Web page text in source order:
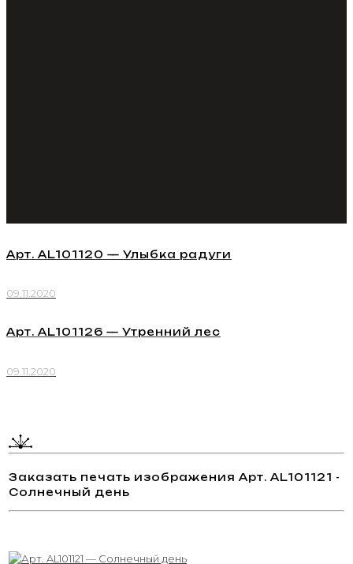
Арт. AL101120 — Улыбка радуги
09.11.2020
Арт. AL101126 — Утренний лес
09.11.2020
Заказать печать изображения Арт. AL101121 -
Солнечный день